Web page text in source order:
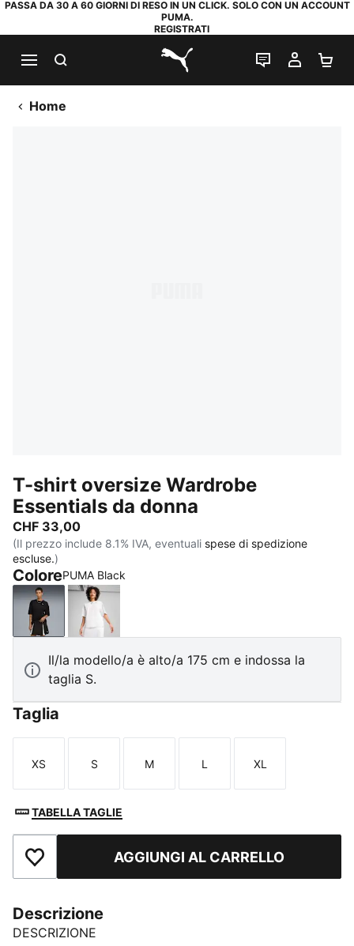
PASSA DA 30 A 60 GIORNI DI RESO IN UN CLICK. SOLO CON UN ACCOUNT
PUMA.
REGISTRATI
PUMA.com
CHAT IL MIO
Home
T-shirt oversize Wardrobe
Essentials da donna
CHF 33,00
(Il prezzo include 8.1% IVA, eventuali spese di spedizione
escluse.)
ColorePUMA Black
PUMA BlackPUMA White
Il/la modello/a è alto/a 175 cm e indossa la
taglia S.
Taglia
Taglia
XS
Taglia
S
Taglia
M
Taglia
L
Taglia
XL
TABELLA TAGLIE
Aggiungi ai PreferitiAGGIUNGI AL CARRELLO
Descrizione
DESCRIZIONE